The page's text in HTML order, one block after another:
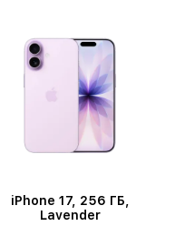
iPhone 17, 256 ГБ,
Lavender